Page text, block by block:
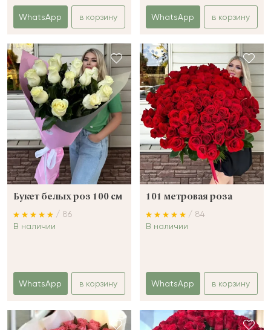
WhatsApp в корзину WhatsApp в корзину
Букет белых роз 100 см
/ 86
В наличии
WhatsApp в корзину
101 метровая роза
/ 84
В наличии
WhatsApp в корзину